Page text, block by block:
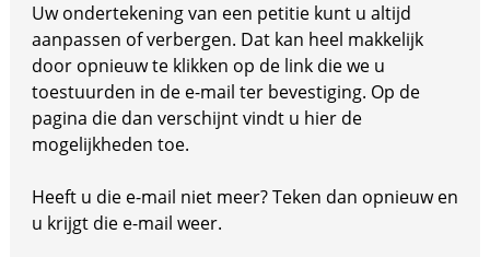
Uw ondertekening van een petitie kunt u altijd
aanpassen of verbergen. Dat kan heel makkelijk
door opnieuw te klikken op de link die we u
toestuurden in de e-mail ter bevestiging. Op de
pagina die dan verschijnt vindt u hier de
mogelijkheden toe.
Heeft u die e-mail niet meer? Teken dan opnieuw en
u krijgt die e-mail weer.